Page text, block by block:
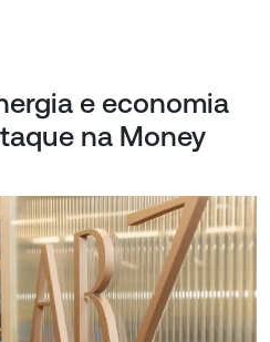
e economia
na Money